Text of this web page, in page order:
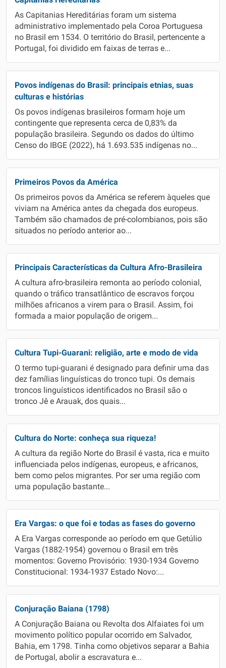
As Capitanias Hereditárias foram um sistema
administrativo implementado pela Coroa Portuguesa
no Brasil em 1534. O território do Brasil, pertencente a
Portugal, foi dividido em faixas de terras e...
Povos indígenas do Brasil: principais etnias, suas
culturas e histórias
Os povos indígenas brasileiros formam hoje um
contingente que representa cerca de 0,83% da
população brasileira. Segundo os dados do último
Censo do IBGE (2022), há 1.693.535 indígenas no...
Primeiros Povos da América
Os primeiros povos da América se referem àqueles que
viviam na América antes da chegada dos europeus.
Também são chamados de pré-colombianos, pois são
situados no período anterior ao...
Principais Características da Cultura Afro-Brasileira
A cultura afro-brasileira remonta ao período colonial,
quando o tráfico transatlântico de escravos forçou
milhões africanos a virem para o Brasil. Assim, foi
formada a maior população de origem...
Cultura Tupi-Guarani: religião, arte e modo de vida
O termo tupi-guarani é designado para definir uma das
dez famílias linguísticas do tronco tupi. Os demais
troncos linguísticos identificados no Brasil são o
tronco Jê e Arauak, dos quais...
Cultura do Norte: conheça sua riqueza!
A cultura da região Norte do Brasil é vasta, rica e muito
influenciada pelos indígenas, europeus, e africanos,
bem como pelos migrantes. Por ser uma região com
uma população bastante...
Era Vargas: o que foi e todas as fases do governo
A Era Vargas corresponde ao período em que Getúlio
Vargas (1882-1954) governou o Brasil em três
momentos: Governo Provisório: 1930-1934 Governo
Constitucional: 1934-1937 Estado Novo:...
Conjuração Baiana (1798)
A Conjuração Baiana ou Revolta dos Alfaiates foi um
movimento político popular ocorrido em Salvador,
Bahia, em 1798. Tinha como objetivos separar a Bahia
de Portugal, abolir a escravatura e...